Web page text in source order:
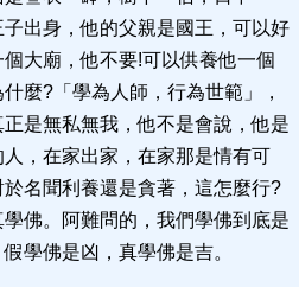
出身，他的父親是國王，可以好
大廟，他不要!可以供養他一個
麼?「學為人師，行為世範」，
是無私無我，他不是會說，他是
，在家出家，在家那是情有可
名聞利養還是貪著，這怎麼行?
佛。阿難問的，我們學佛到底是
學佛是凶，真學佛是吉。